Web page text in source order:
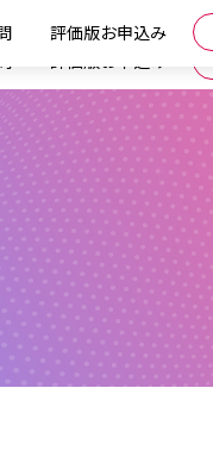
評価版お申込み
評価版お申込み